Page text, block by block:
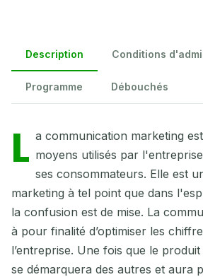
Description Conditions
Programme Débouchés
L a communication marketing
moyens utilisés par
ses consommateurs. Elle est
marketing à tel point que dans
la confusion est de mise. La
à pour finalité d’optimiser les
l’entreprise. Une fois que le
se démarquera des autres et aura